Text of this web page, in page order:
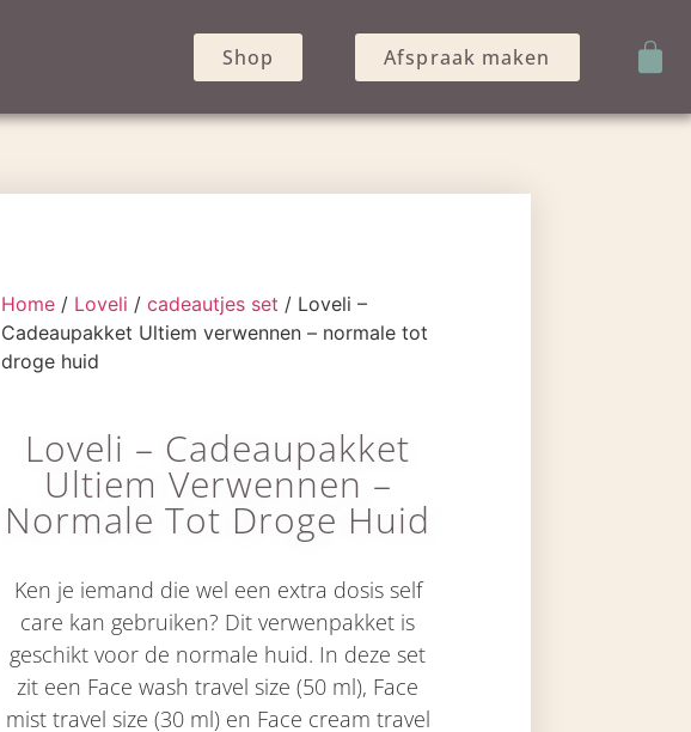
Shop Afspraak maken
Home / Loveli / cadeautjes set / Loveli –
Cadeaupakket Ultiem verwennen – normale tot
droge huid
Loveli – Cadeaupakket
Ultiem Verwennen –
Normale Tot Droge Huid
Ken je iemand die wel een extra dosis self
care kan gebruiken? Dit verwenpakket is
geschikt voor de normale huid. In deze set
zit een Face wash travel size (50 ml), Face
mist travel size (30 ml) en Face cream travel